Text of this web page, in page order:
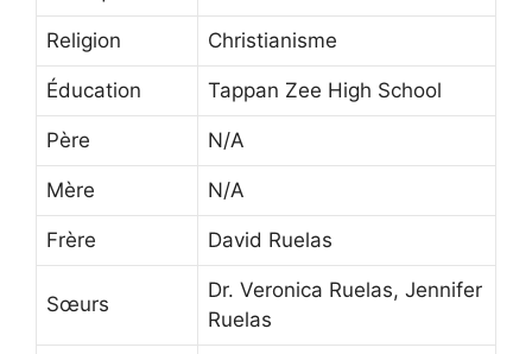
Religion Christianisme
Éducation Tappan Zee High School
Père N/A
Mère N/A
Frère David Ruelas
Sœurs
Dr. Veronica Ruelas, Jennifer
Ruelas